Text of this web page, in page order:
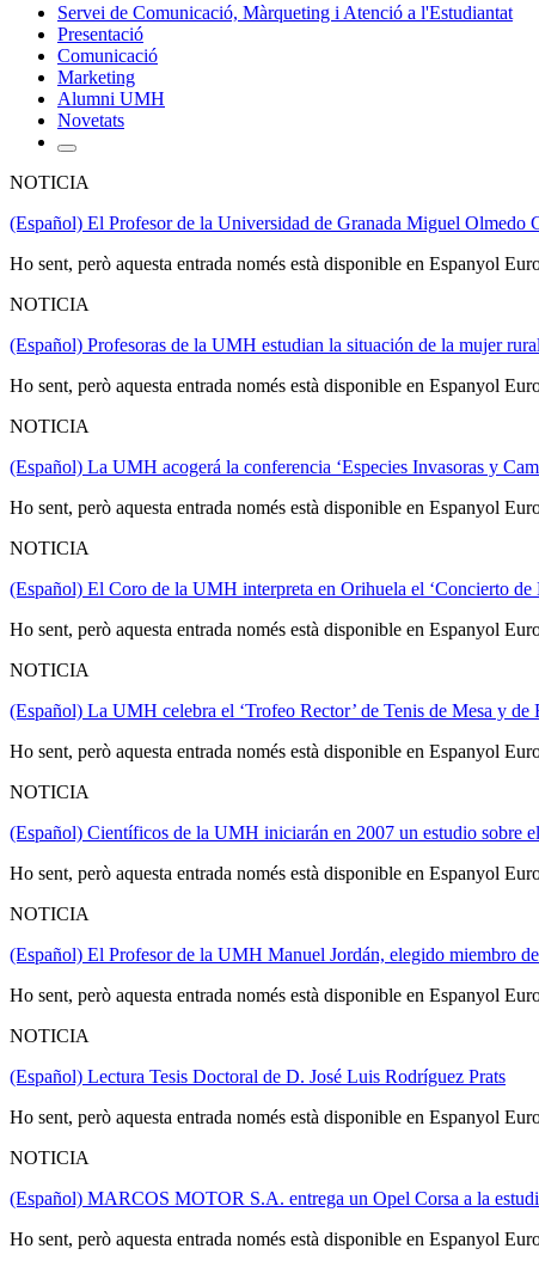
Servei de Comunicació, Màrqueting i Atenció a l'Estudiantat
Presentació
Comunicació
Marketing
Alumni UMH
Novetats
NOTICIA
(Español) El Profesor de la Universidad de Granada Miguel
Ho sent, però aquesta entrada només està disponible en Espanyol
NOTICIA
(Español) Profesoras de la UMH estudian la situación de la mujer
Ho sent, però aquesta entrada només està disponible en Espanyol
NOTICIA
(Español) La UMH acogerá la conferencia ‘Especies Invasoras y
Ho sent, però aquesta entrada només està disponible en Espanyol
NOTICIA
(Español) El Coro de la UMH interpreta en Orihuela el ‘Concierto de
Ho sent, però aquesta entrada només està disponible en Espanyol
NOTICIA
(Español) La UMH celebra el ‘Trofeo Rector’ de Tenis de Mesa y de
Ho sent, però aquesta entrada només està disponible en Espanyol
NOTICIA
(Español) Científicos de la UMH iniciarán en 2007 un estudio sobre
Ho sent, però aquesta entrada només està disponible en Espanyol
NOTICIA
(Español) El Profesor de la UMH Manuel Jordán, elegido miembro
Ho sent, però aquesta entrada només està disponible en Espanyol
NOTICIA
(Español) Lectura Tesis Doctoral de D. José Luis Rodríguez Prats
Ho sent, però aquesta entrada només està disponible en Espanyol
NOTICIA
(Español) MARCOS MOTOR S.A. entrega un Opel Corsa a la
Ho sent, però aquesta entrada només està disponible en Espanyol